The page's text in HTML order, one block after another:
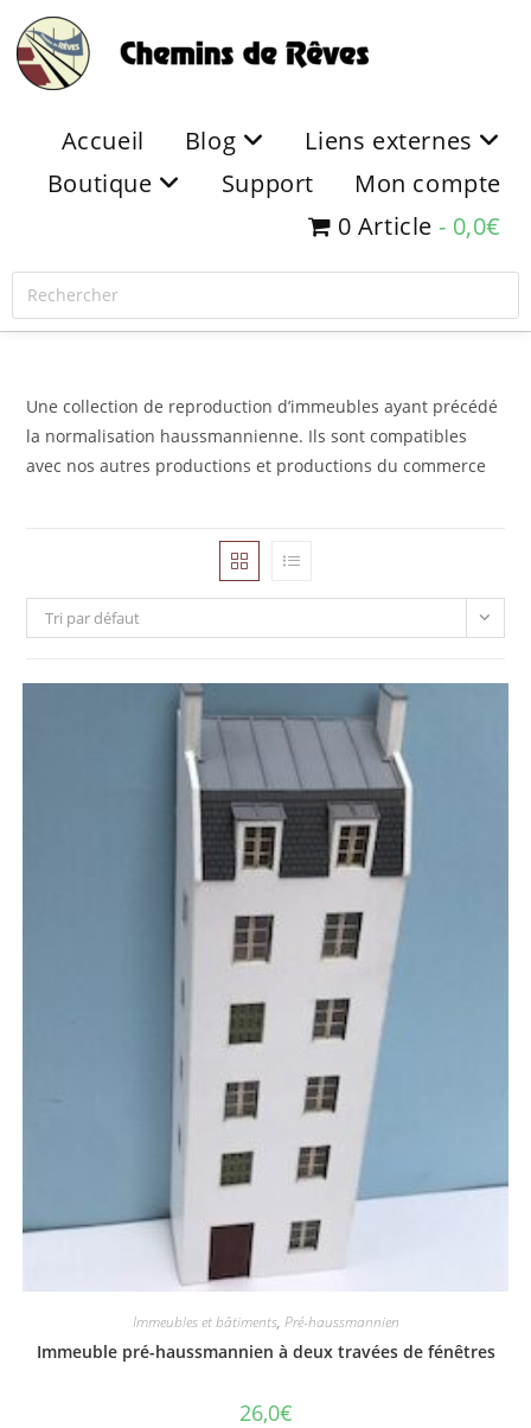
Accueil Blog
Liens externes
Boutique
Support
Mon compte
0 Article
0,0€
Une collection de reproduction d’immeubles ayant précédé
la normalisation haussmannienne. Ils sont compatibles
avec nos autres productions et productions du commerce
Tri par défaut
Immeubles et bâtiments, Pré-haussmannien
Immeuble pré-haussmannien à deux travées de fénêtres
26,0€